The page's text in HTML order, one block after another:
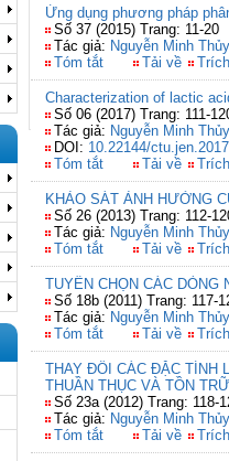
Ứng dụng phương pháp
Số 37 (2015) Trang: 11-20
Tác giả: Nguyễn Minh Thủy
Tóm tắt
Tải về
Characterization of lactic
Số 06 (2017) Trang: 111-
Tác giả: Nguyễn Minh Thủy
DOI: 10.22144/
Tóm tắt
Tải về
KHẢO SÁT ẢNH HƯỞNG
Số 26 (2013) Trang: 112-
Tác giả: Nguyễn Minh Thủy
Tóm tắt
Tải về
TUYỂN CHỌN CÁC
Số 18b (2011) Trang: 117-
Tác giả: Nguyễn Minh Thủy
Tóm tắt
Tải về
THAY ĐỔI CÁC ĐẶC TÍNH
THUẦN THỤC VÀ TỒN TRỮ
Số 23a (2012) Trang: 118-
Tác giả: Nguyễn Minh Thủy
Tóm tắt
Tải về